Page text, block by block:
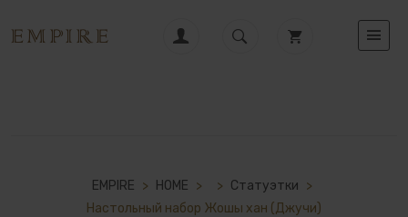
EMPIRE > HOME > > Статуэтки >
Настольный набор Жошы хан (Джучи)